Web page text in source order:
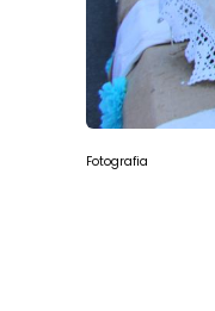
Fotografia